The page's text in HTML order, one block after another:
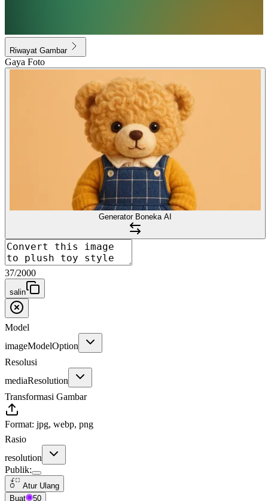
Riwayat Gambar
Gaya Foto
Generator Boneka AI
37/2000
salin
Model
imageModelOption
Resolusi
mediaResolution
Transformasi Gambar
Format: jpg, webp, png
Rasio
resolution
Publik:
Atur Ulang
Buat
50